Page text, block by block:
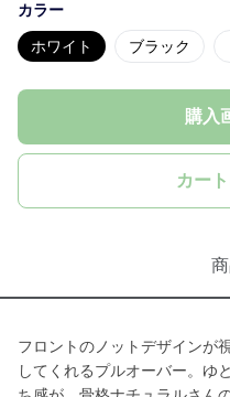
カラー
ホワイト ブラック
購入
カー
フロントのノットデザインが
してくれるプルオーバー。ゆ